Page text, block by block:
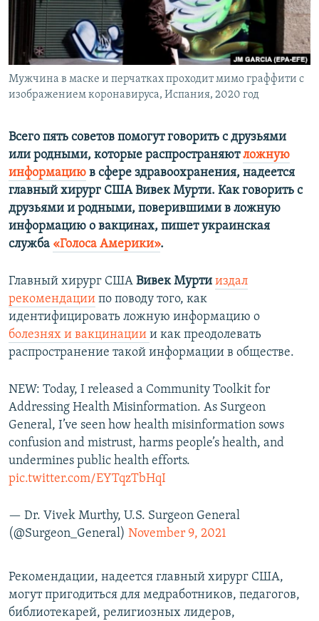
ELIFBE
УКРАИНСКАЯ ПРОБЛЕМА КРЫМА
Все сайты RFE/RL
Мужчина в маске и перчатках проходит мимо граффити с
изображением коронавируса, Испания, 2020 год
Всего пять советов помогут говорить с друзьями
или родными, которые распространяютложную
информацию в сфере здравоохранения, надеется
главный хирург США Вивек Мурти. Как говорить с
друзьями и родными, поверившими в ложную
информацию о вакцинах, пишет украинская
служба «Голоса Америки».
Главный хирург США Вивек Мурти издал
рекомендации по поводу того, как
идентифицировать ложную информацию о
болезнях и вакцинации и как преодолевать
распространение такой информации в обществе.
NEW: Today, I released a Community Toolkit for
Addressing Health Misinformation. As Surgeon
General, I’ve seen how health misinformation sows
confusion and mistrust, harms people’s health, and
undermines public health efforts.
pic.twitter.com/EYTqzTbHqI
— Dr. Vivek Murthy, U.S. Surgeon General
(@Surgeon_General) November 9, 2021
Рекомендации, надеется главный хирург США,
могут пригодиться для медработников, педагогов,
библиотекарей, религиозных лидеров,